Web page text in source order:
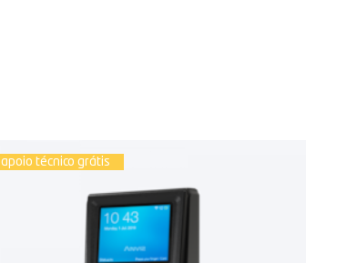
apoio técnico grátis